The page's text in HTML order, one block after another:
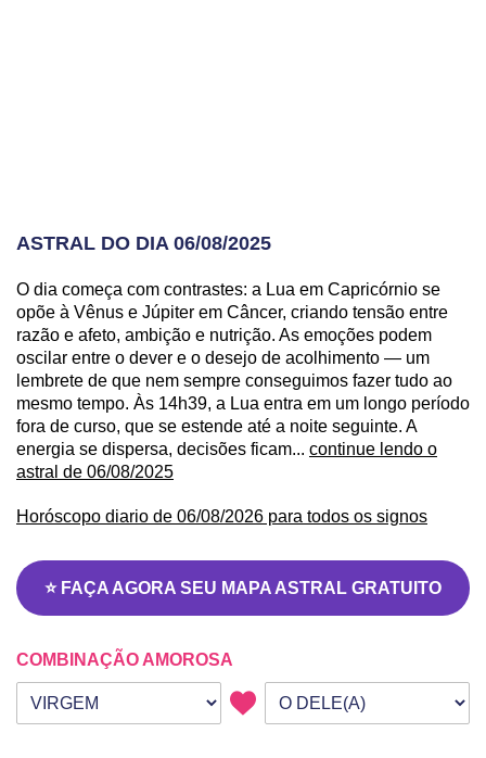
ASTRAL DO DIA 06/08/2025
O dia começa com contrastes: a Lua em Capricórnio se
opõe à Vênus e Júpiter em Câncer, criando tensão entre
razão e afeto, ambição e nutrição. As emoções podem
oscilar entre o dever e o desejo de acolhimento — um
lembrete de que nem sempre conseguimos fazer tudo ao
mesmo tempo. Às 14h39, a Lua entra em um longo período
fora de curso, que se estende até a noite seguinte. A
energia se dispersa, decisões ficam... continue lendo o
astral de 06/08/2025
Horóscopo diario de 06/08/2026 para todos os signos
⭐ FAÇA AGORA SEU MAPA ASTRAL GRATUITO
COMBINAÇÃO AMOROSA
Seu signo
Signo da outra pessoa